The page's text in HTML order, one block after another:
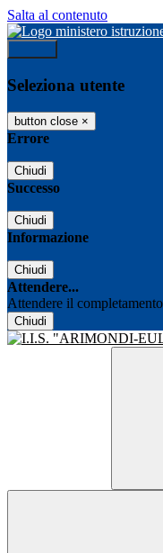
Salta al contenuto
Seleziona utente
button close ×
Errore
Chiudi
Successo
Chiudi
Informazione
Chiudi
Attendere...
Attendere il
Chiudi